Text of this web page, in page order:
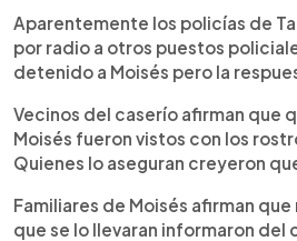
Aparentemente los policías de
por radio a otros puestos
detenido a Moisés pero la
Vecinos del caserío afirman que
Moisés fueron vistos con los
Quienes lo aseguran creyeron
Familiares de Moisés afirman
que se lo llevaran informaron del